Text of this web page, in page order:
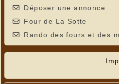
Déposer une annonce
Four de La Sotte
Rando des fours et des